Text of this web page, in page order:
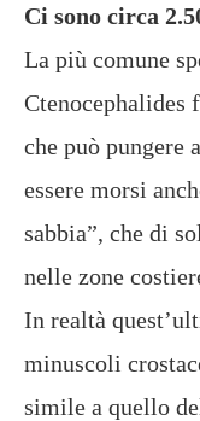
Ci sono circa
La più comune
Ctenocephalides
che può pungere
essere morsi
sabbia”, che di
nelle zone
In realtà
minuscoli
simile a quello